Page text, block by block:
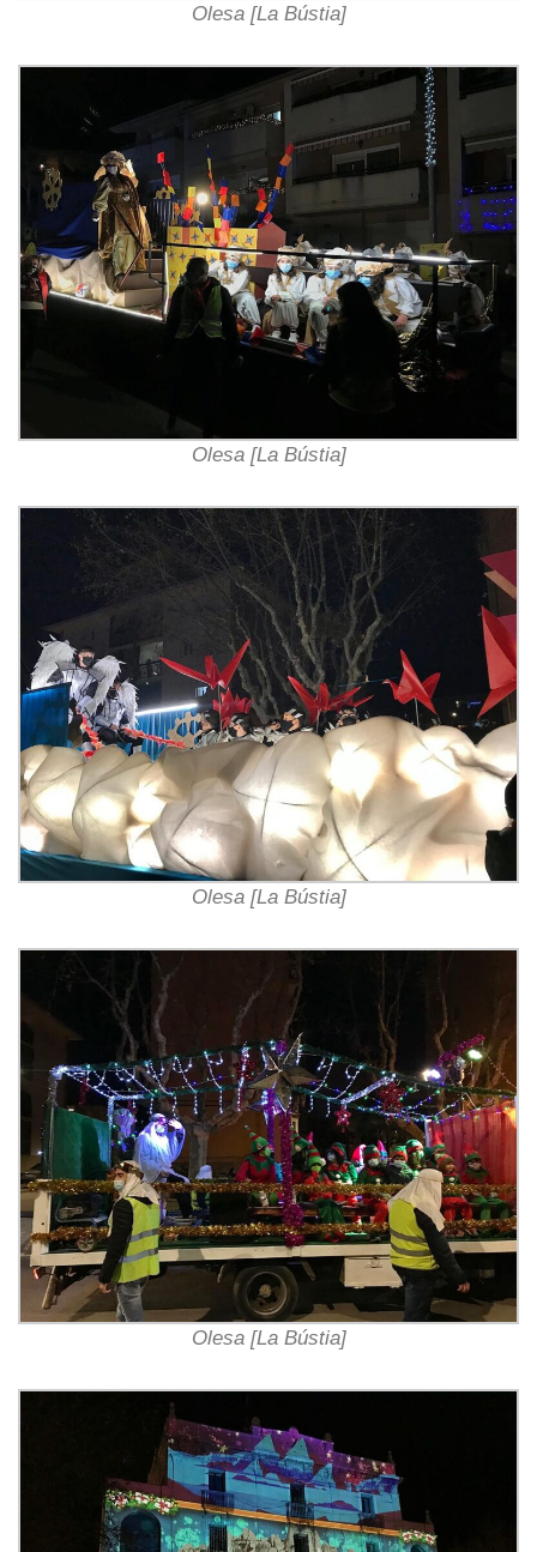
Olesa [La Bústia]
Olesa [La Bústia]
Olesa [La Bústia]
Olesa [La Bústia]